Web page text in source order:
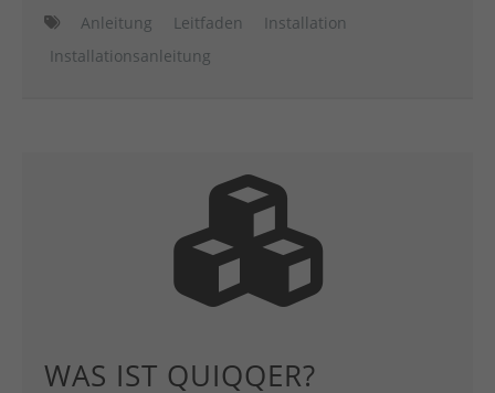
Anleitung Leitfaden
Installation
Installationsanleitung
WAS IST QUIQQER?